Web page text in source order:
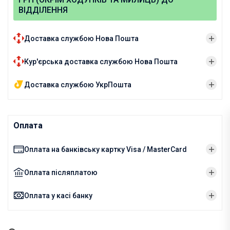
ВІДДІЛЕННЯ
Доставка службою Нова Пошта
Кур'єрська доставка службою Нова Пошта
Доставка службою УкрПошта
Оплата
Оплата на банківську картку Visa / MasterCard
Оплата післяплатою
Оплата у касі банку